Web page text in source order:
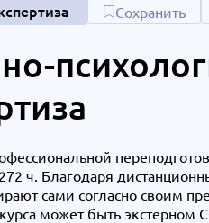
Сохранить
272 ч. Благодаря
сами согласно своим
курса может быть